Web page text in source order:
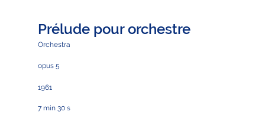
Prélude pour orchestre
Orchestra
opus 5
1961
7 min 30 s